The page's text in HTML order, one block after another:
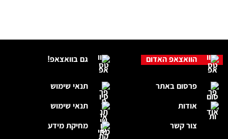
גם בוואצאפ!
תנאי שימוש
תנאי שימוש
מחיקת מידע
הוואצאפ האדום
פרסום באתר
אודות
צור קשר